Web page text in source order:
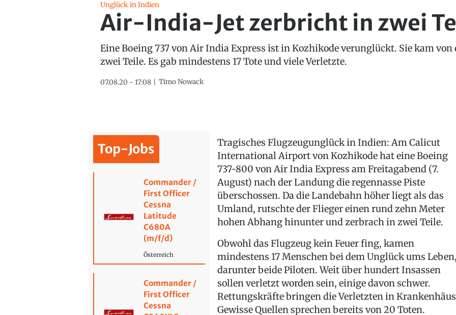
Unglück in Indien
Air-India-Jet zerbricht in zwei
Eine Boeing 737 von Air India Express ist in Kozhikode verunglückt. Sie kam
zwei Teile. Es gab mindestens 17 Tote und viele Verletzte.
07.08.20 - 17:08 Timo Nowack
Top-Jobs
Commander /
First Officer
Cessna
Latitude
C680A
(m/f/d)
Österreich
Commander /
First Officer
Cessna
Tragisches Flugzeugunglück in Indien: Am Calicut
International Airport von Kozhikode hat eine Boeing
737-800 von Air India Express am Freitagabend (7.
August) nach der Landung die regennasse Piste
überschossen. Da die Landebahn höher liegt als das
Umland, rutschte der Flieger einen rund zehn Meter
hohen Abhang hinunter und zerbrach in zwei Teile.
Obwohl das Flugzeug kein Feuer fing, kamen
mindestens 17 Menschen bei dem Unglück ums Leben,
darunter beide Piloten. Weit über hundert Insassen
sollen verletzt worden sein, einige davon schwer.
Rettungskräfte bringen die Verletzten in
Gewisse Quellen sprechen bereits von 20 Toten.